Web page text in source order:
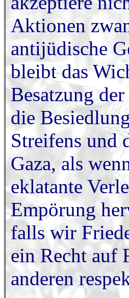
Aktionen
antijüdische
bleibt das
Besatzung
die
Streifens und
Gaza, als
eklatante
Empörung
falls wir
ein Recht auf
anderen